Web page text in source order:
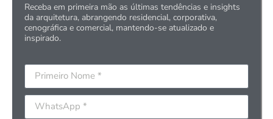
Receba em primeira mão as últimas tendências e insights
da arquitetura, abrangendo residencial, corporativa,
cenográfica e comercial, mantendo-se atualizado e
inspirado.